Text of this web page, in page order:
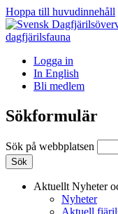
Hoppa till huvudinnehåll
Logga in
In English
Bli medlem
Sökformulär
Sök på webbplatsen
Aktuellt Nyheter
Nyheter
Aktuell